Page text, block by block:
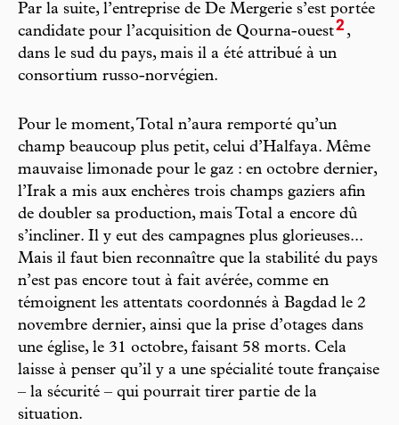
Par la suite, l’entreprise de De Mergerie s’est portée
candidate pour l’acquisition de Qourna-ouest2 ,
dans le sud du pays, mais il a été attribué à un
consortium russo-norvégien.
Pour le moment, Total n’aura remporté qu’un
champ beaucoup plus petit, celui d’Halfaya. Même
mauvaise limonade pour le gaz : en octobre dernier,
l’Irak a mis aux enchères trois champs gaziers afin
de doubler sa production, mais Total a encore dû
s’incliner. Il y eut des campagnes plus glorieuses...
Mais il faut bien reconnaître que la stabilité du pays
n’est pas encore tout à fait avérée, comme en
témoignent les attentats coordonnés à Bagdad le 2
novembre dernier, ainsi que la prise d’otages dans
une église, le 31 octobre, faisant 58 morts. Cela
laisse à penser qu’il y a une spécialité toute française
– la sécurité – qui pourrait tirer partie de la
situation.